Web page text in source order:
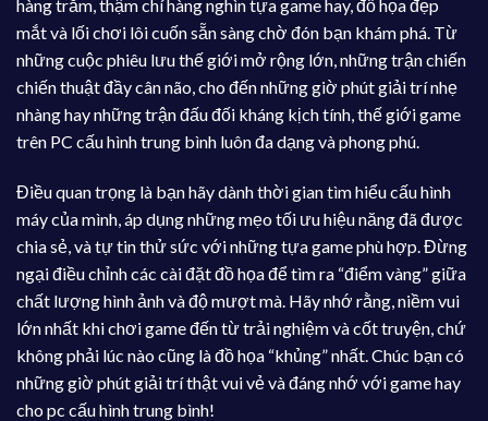
hàng trăm, thậm chí hàng nghìn tựa game hay, đồ họa đẹp
mắt và lối chơi lôi cuốn sẵn sàng chờ đón bạn khám phá. Từ
những cuộc phiêu lưu thế giới mở rộng lớn, những trận chiến
chiến thuật đầy cân não, cho đến những giờ phút giải trí nhẹ
nhàng hay những trận đấu đối kháng kịch tính, thế giới game
trên PC cấu hình trung bình luôn đa dạng và phong phú.
Điều quan trọng là bạn hãy dành thời gian tìm hiểu cấu hình
máy của mình, áp dụng những mẹo tối ưu hiệu năng đã được
chia sẻ, và tự tin thử sức với những tựa game phù hợp. Đừng
ngại điều chỉnh các cài đặt đồ họa để tìm ra “điểm vàng” giữa
chất lượng hình ảnh và độ mượt mà. Hãy nhớ rằng, niềm vui
lớn nhất khi chơi game đến từ trải nghiệm và cốt truyện, chứ
không phải lúc nào cũng là đồ họa “khủng” nhất. Chúc bạn có
những giờ phút giải trí thật vui vẻ và đáng nhớ với game hay
cho pc cấu hình trung bình!